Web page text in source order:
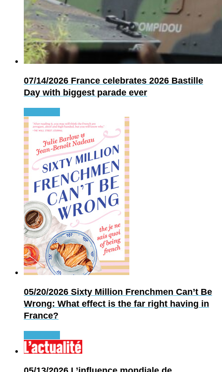
07/14/2026 France celebrates 2026 Bastille
Day with biggest parade ever
05/20/2026 Sixty Million Frenchmen Can’t Be
Wrong: What effect is the far right having in
France?